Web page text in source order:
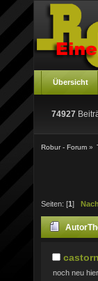
Übersicht
74927
Robur - Forum »
Seiten: [1 ]
Autor
noch neu hier